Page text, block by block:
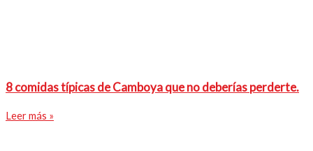
8 comidas típicas de Camboya que no deberías perderte.
Leer más »